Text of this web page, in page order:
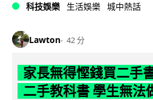
科技娛樂 生活娛樂 城中熱話
Lawton 42 分
家長無得慳錢買二手
二手教科書 學生無法